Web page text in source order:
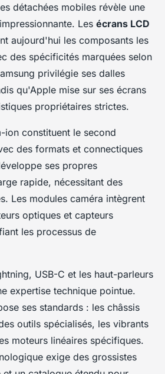
détachées mobiles révèle une
Les écrans LCD
aujourd'hui les composants les
des spécificités marquées selon
privilégie ses dalles
qu'Apple mise sur ses écrans
propriétaires strictes.
ion constituent le second
des formats et connectiques
ses propres
rapide, nécessitant des
Les modules caméra intègrent
optiques et capteurs
les processus de
USB-C et les haut-parleurs
expertise technique pointue.
ses standards : les châssis
outils spécialisés, les vibrants
moteurs linéaires spécifiques.
exige des grossistes